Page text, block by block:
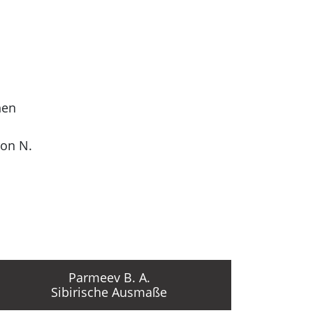
N.
Parmeev B. A.
Sibirische Ausmaße